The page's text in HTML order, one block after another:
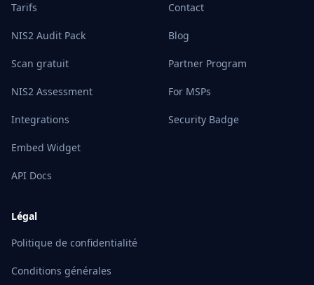
Tarifs
NIS2 Audit Pack
Scan gratuit
NIS2 Assessment
Integrations
Embed Widget
API Docs
Contact
Blog
Partner Program
For MSPs
Security Badge
Légal
Politique de confidentialité
Conditions générales